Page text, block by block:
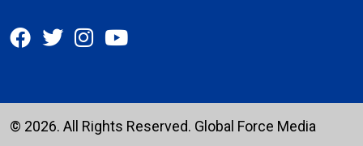
© 2026. All Rights Reserved. Global Force Media